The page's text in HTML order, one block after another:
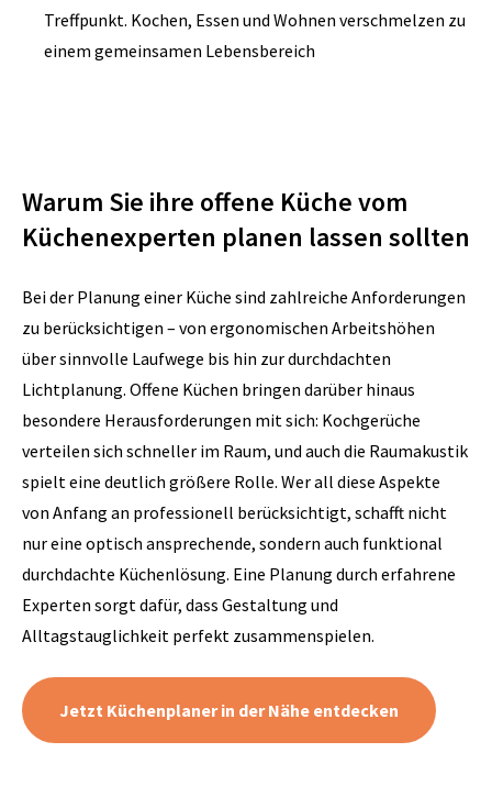
Treffpunkt. Kochen, Essen und Wohnen verschmelzen zu
einem gemeinsamen Lebensbereich
Warum Sie ihre offene Küche vom
Küchenexperten planen lassen sollten
Bei der Planung einer Küche sind zahlreiche Anforderungen
zu berücksichtigen – von ergonomischen Arbeitshöhen
über sinnvolle Laufwege bis hin zur durchdachten
Lichtplanung. Offene Küchen bringen darüber hinaus
besondere Herausforderungen mit sich: Kochgerüche
verteilen sich schneller im Raum, und auch die Raumakustik
spielt eine deutlich größere Rolle. Wer all diese Aspekte
von Anfang an professionell berücksichtigt, schafft nicht
nur eine optisch ansprechende, sondern auch funktional
durchdachte Küchenlösung. Eine Planung durch erfahrene
Experten sorgt dafür, dass Gestaltung und
Alltagstauglichkeit perfekt zusammenspielen.
Jetzt Küchenplaner in der Nähe entdecken